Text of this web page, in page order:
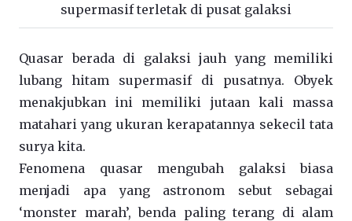
supermasif terletak di pusat galaksi
Quasar berada di galaksi jauh yang memiliki
lubang hitam supermasif di pusatnya. Obyek
menakjubkan ini memiliki jutaan kali massa
matahari yang ukuran kerapatannya sekecil tata
surya kita.
Fenomena quasar mengubah galaksi biasa
menjadi apa yang astronom sebut sebagai
‘monster marah’, benda paling terang di alam